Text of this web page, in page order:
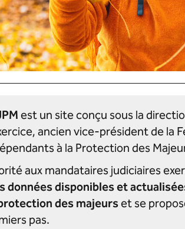
est un site conçu sous la
ancien vice-président de la
à la Protection des
aux mandataires judiciaires
données disponibles et
des majeurset se
pas.